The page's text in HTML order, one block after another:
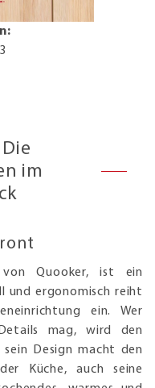
im
von Quooker, ist ein
und ergonomisch reiht
ein. Wer
mag, wird den
Design macht den
Küche, auch seine